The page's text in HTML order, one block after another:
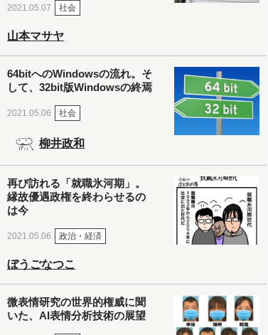
2021.05.07 社会
山本マサヤ
64bitへのWindowsの流れ。そ
して、32bit版Windowsの終焉
2021.05.06 社会
柳井政和
再び訪れる「就職氷河期」。
縁故優遇政権を終わらせるの
は今
2021.05.06 政治・経済
ぼうごなつこ
微表情研究の世界的権威に聞
いた、AI表情分析技術の展望